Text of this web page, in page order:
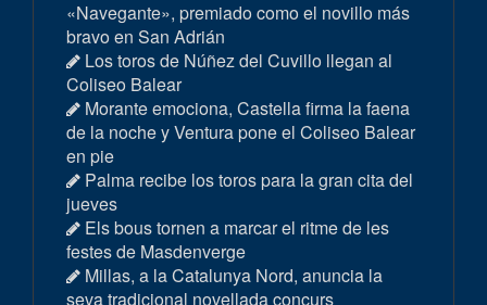
«Navegante», premiado como el novillo más
bravo en San Adrián
Los toros de Núñez del Cuvillo llegan al
Coliseo Balear
Morante emociona, Castella firma la faena
de la noche y Ventura pone el Coliseo Balear
en pie
Palma recibe los toros para la gran cita del
jueves
Els bous tornen a marcar el ritme de les
festes de Masdenverge
Millas, a la Catalunya Nord, anuncia la
seva tradicional novellada concurs